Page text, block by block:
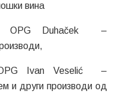
вина
OPG Duhaček –
Ivan Veselić –
и други производи од